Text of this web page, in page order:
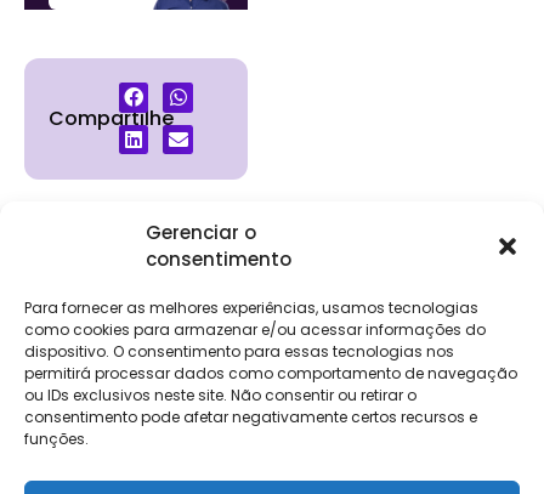
Gerenciar o
consentimento
Para fornecer as melhores experiências, usamos tecnologias
como cookies para armazenar e/ou acessar informações do
dispositivo. O consentimento para essas tecnologias nos
permitirá processar dados como comportamento de navegação
ou IDs exclusivos neste site. Não consentir ou retirar o
consentimento pode afetar negativamente certos recursos e
funções.
Compartilhe
Institucional
Trabalhe
Conosco
Contato
Relatório de
Salarial
Clientes
Login
Eventos
Contábeis
Holos
NG Essence
Soluções
DP e RH
NG Folha
eKeep
FisCo